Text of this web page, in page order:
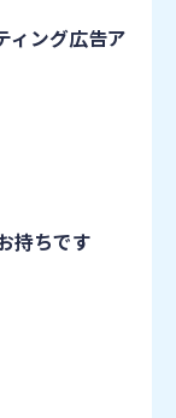
ィング広告ア
持ちです